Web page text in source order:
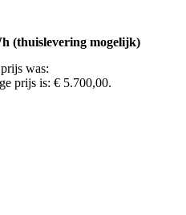
(thuislevering mogelijk)
was:
prijs is: € 5.700,00.